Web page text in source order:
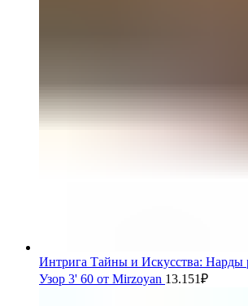
Интрига Тайны и Искусства: Нарды
Узор 3' 60 от Mirzoyan 13.151₽